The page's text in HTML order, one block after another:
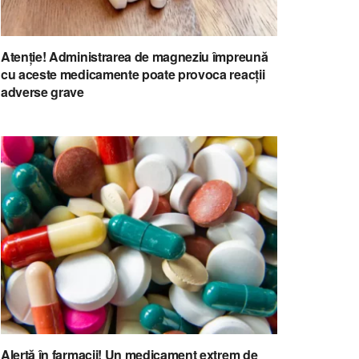
Atenție! Administrarea de magneziu împreună
cu aceste medicamente poate provoca reacții
adverse grave
Alertă în farmacii! Un medicament extrem de